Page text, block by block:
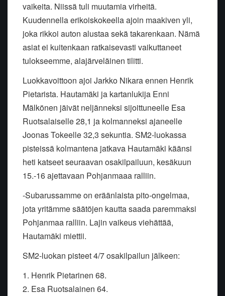
vaikeita. Niissä tuli muutamia virheitä.
Kuudennella erikoiskokeella ajoin maakiven yli,
joka rikkoi auton alustaa sekä takarenkaan. Nämä
asiat ei kuitenkaan ratkaisevasti vaikuttaneet
tulokseemme, alajärveläinen tilitti.
Luokkavoittoon ajoi Jarkko Nikara ennen Henrik
Pietarista. Hautamäki ja kartanlukija Enni
Mälkönen jäivät neljänneksi sijoittuneelle Esa
Ruotsalaiselle 28,1 ja kolmanneksi ajaneelle
Joonas Tokeelle 32,3 sekuntia. SM2-luokassa
pisteissä kolmantena jatkava Hautamäki käänsi
heti katseet seuraavan osakilpailuun, kesäkuun
15.-16 ajettavaan Pohjanmaaa ralliin.
-Subarussamme on eräänlaista pito-ongelmaa,
jota yritämme säätöjen kautta saada paremmaksi
Pohjanmaa ralliin. Lajin vaikeus viehättää,
Hautamäki miettii.
SM2-luokan pisteet 4/7 osakilpailun jälkeen:
1. Henrik Pietarinen 68.
2. Esa Ruotsalainen 64.